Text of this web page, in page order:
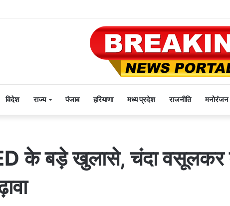
विदेश राज्य पंजाब हरियाणा मध्य प्रदेश राजनीति मनोरंजन
के बड़े खुलासे, चंदा वसूलकर